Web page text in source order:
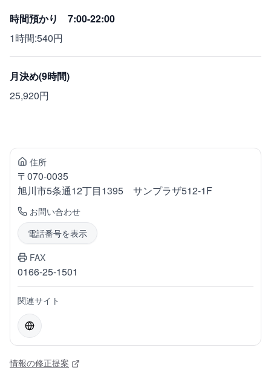
時間預かり 7:00-22:00
1時間:540円
月決め(9時間)
25,920円
住所
〒070-0035
旭川市5条通12丁目1395 サンプラザ512-1F
お問い合わせ
電話番号を表示
FAX
0166-25-1501
関連サイト
情報の修正提案